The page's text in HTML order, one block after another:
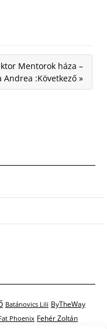
Mentorok háza –
Andrea :Következő »
Batánovics Lili ByTheWay
Phoenix Fehér Zoltán